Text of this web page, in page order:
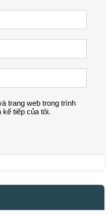
trang web trong trình
kế tiếp của tôi.